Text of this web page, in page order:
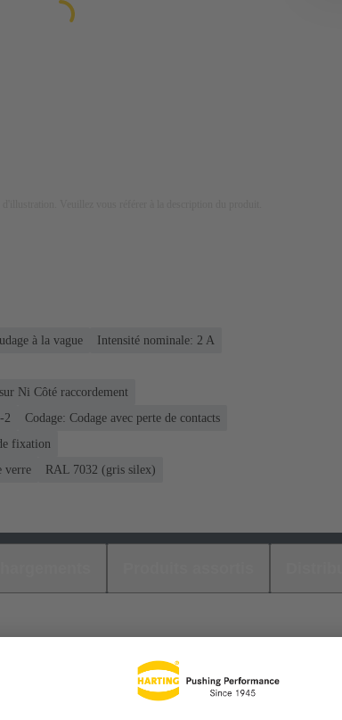
à la vague
Intensité nominale: ‌2 A
Ni Côté raccordement
2
Codage: Codage avec perte de contacts
fixation
verre
RAL 7032 (gris silex)